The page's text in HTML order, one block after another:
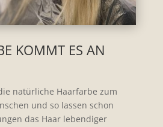
KOMMT ES AN
natürliche Haarfarbe zum
und so lassen schon
das Haar lebendiger